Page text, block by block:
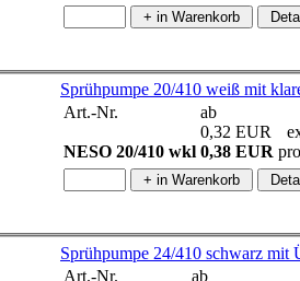
Sprühpumpe 20/410 weiß mit
Art.-Nr.
NESO 20/410 wkl
ab
0,32 EUR
0,38 EUR
Sprühpumpe 24/410 schwarz mit
Art.-Nr.
ab